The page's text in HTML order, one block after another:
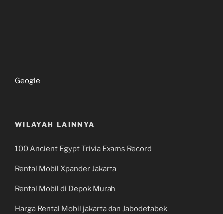
Geogle
WILAYAH LAINNYA
100 Ancient Egypt Trivia Exams Record
Rental Mobil Xpander Jakarta
Rental Mobil di Depok Murah
Harga Rental Mobil jakarta dan Jabodetabek